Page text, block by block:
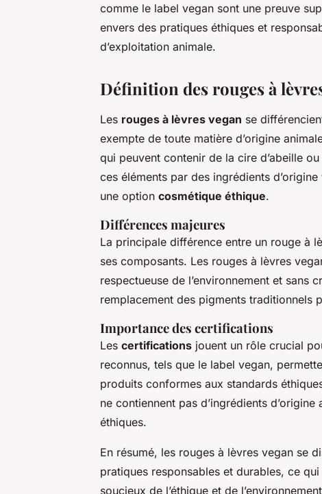
comme le label vegan sont une preuve
envers des pratiques éthiques et
d’exploitation animale.
Définition des rouges à
Les rouges à lèvres vegan se
exempte de toute matière d’origine
qui peuvent contenir de la cire d’abeille
ces éléments par des ingrédients
une option cosmétique éthique.
Différences majeures
La principale différence entre un rouge à
ses composants. Les rouges à lèvres
respectueuse de l’environnement et sans
remplacement des pigments traditionnels
Importance des certifications
Les certifications jouent un rôle crucial
reconnus, tels que le label vegan,
produits conformes aux standards
ne contiennent pas d’ingrédients
éthiques.
En résumé, les rouges à lèvres vegan se
pratiques responsables et durables, ce
soucieux de l’éthique et de